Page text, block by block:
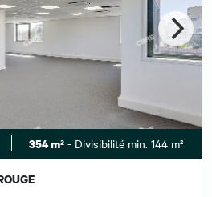
354 m²- Divisibilité min. 144 m²